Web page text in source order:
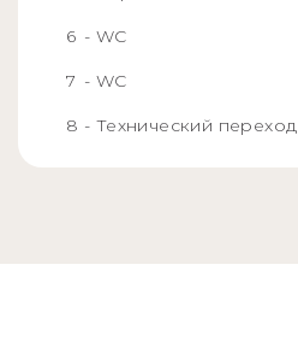
- WC
- WC
- Технический переход